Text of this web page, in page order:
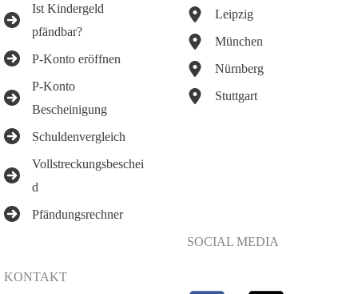
Ist Kindergeld
pfändbar?
P-Konto eröffnen
P-Konto
Bescheinigung
Schuldenvergleich
Vollstreckungsbeschei
d
Pfändungsrechner
Leipzig
München
Nürnberg
Stuttgart
KONTAKT
SOCIAL MEDIA